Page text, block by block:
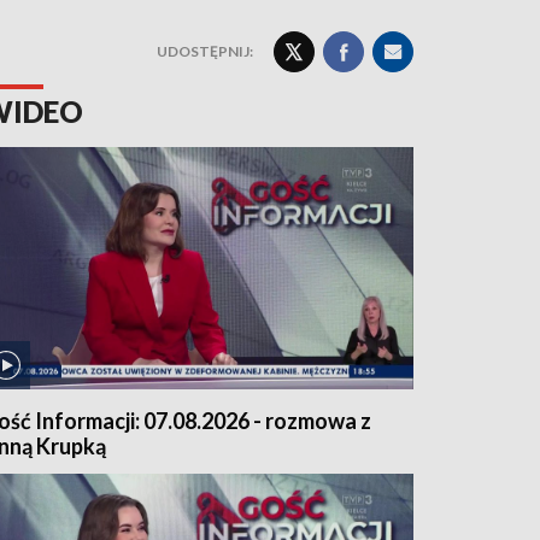
UDOSTĘPNIJ:
Informacji: 07.08.2026 - rozmowa z
Krupką